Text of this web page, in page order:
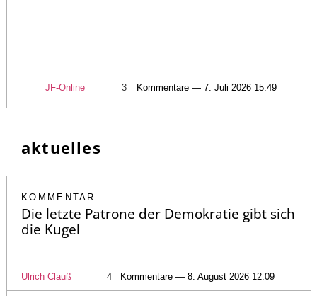
JF-Online 3 Kommentare — 7. Juli 2026 15:49
aktuelles
KOMMENTAR
Die letzte Patrone der Demokratie gibt sich
die Kugel
Ulrich Clauß 4 Kommentare — 8. August 2026 12:09